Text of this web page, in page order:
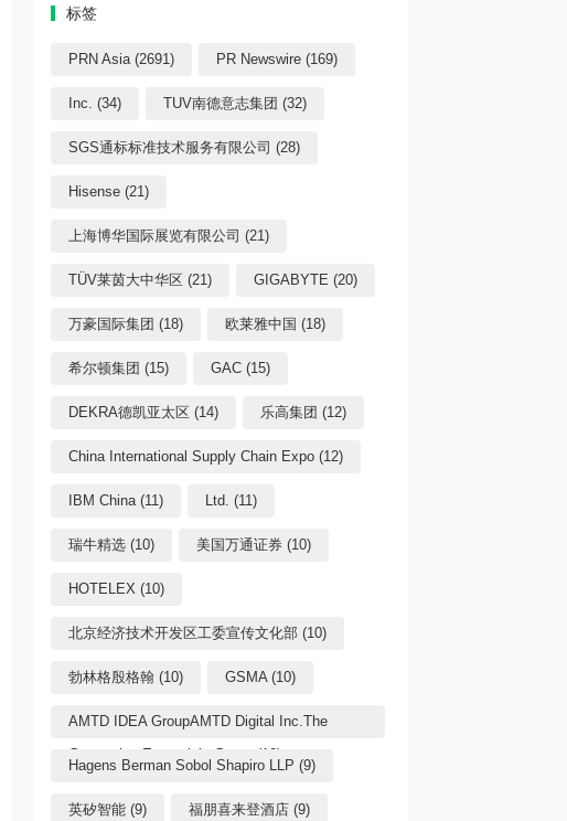
标签
PRN Asia (2691) PR Newswire (169)
Inc. (34) TUV南德意志集团 (32)
SGS通标标准技术服务有限公司 (28)
Hisense (21)
上海博华国际展览有限公司 (21)
TÜV莱茵大中华区 (21) GIGABYTE (20)
万豪国际集团 (18) 欧莱雅中国 (18)
希尔顿集团 (15) GAC (15)
DEKRA德凯亚太区 (14) 乐高集团 (12)
China International Supply Chain Expo (12)
IBM China (11) Ltd. (11)
瑞牛精选 (10) 美国万通证券 (10)
HOTELEX (10)
北京经济技术开发区工委宣传文化部 (10)
勃林格殷格翰 (10) GSMA (10)
AMTD IDEA GroupAMTD Digital Inc.The
Generation Essentials Group (10)
Hagens Berman Sobol Shapiro LLP (9)
英矽智能 (9) 福朋喜来登酒店 (9)